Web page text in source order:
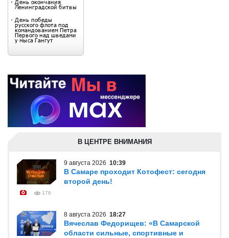
В ЦЕНТРЕ ВНИМАНИЯ
9 августа 2026 10:39
В Самаре проходит Котофест: сегодня
второй день!
176
8 августа 2026 18:27
Вячеслав Федорищев: «В Самарской
области сильные, спортивные и